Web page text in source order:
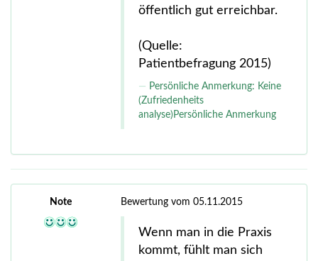
öffentlich gut erreichbar.
(Quelle:
Patientbefragung 2015)
Persönliche Anmerkung: Keine
(Zufriedenheits
analyse)Persönliche Anmerkung
Note Bewertung vom 05.11.2015
Wenn man in die Praxis
kommt, fühlt man sich